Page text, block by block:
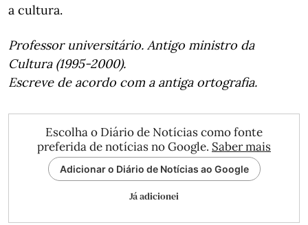
a cultura.
Professor universitário. Antigo ministro da
Cultura (1995-2000).
Escreve de acordo com a antiga ortografia.
Escolha o Diário de Notícias como fonte
preferida de notícias no Google. Saber mais
Adicionar o Diário de Notícias ao Google
Já adicionei